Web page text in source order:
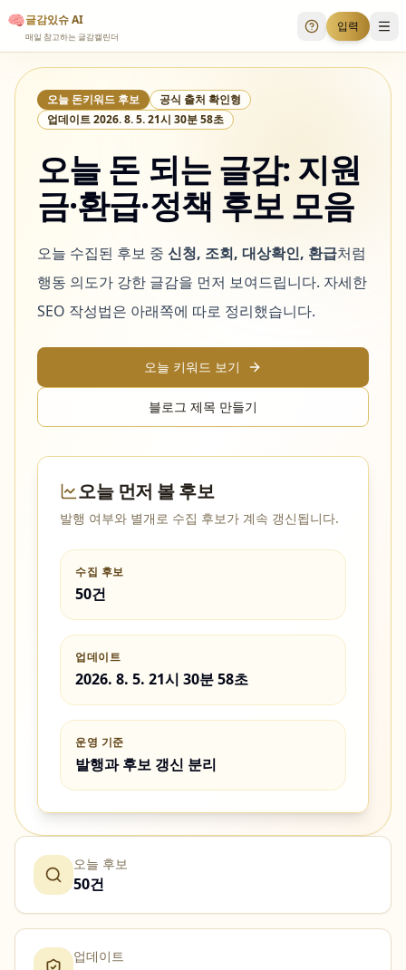
🧠글감있슈 AI
매일 참고하는 글감캘린더 투표 안내
입력 메
오늘 돈키워드 후보
공식 출처 확인형
업데이트2026. 8. 5. 21시 30분 58초
오늘 돈 되는 글감: 지원
금·환급·정책 후보 모음
오늘 수집된 후보 중 신청, 조회, 대상확인, 환급처럼
행동 의도가 강한 글감을 먼저 보여드립니다. 자세한
SEO 작성법은 아래쪽에 따로 정리했습니다.
오늘 키워드 보기
블로그 제목 만들기
오늘 먼저 볼 후보
발행 여부와 별개로 수집 후보가 계속 갱신됩니다.
수집 후보
50건
업데이트
2026. 8. 5. 21시 30분 58초
운영 기준
발행과 후보 갱신 분리
오늘 후보
50건
업데이트